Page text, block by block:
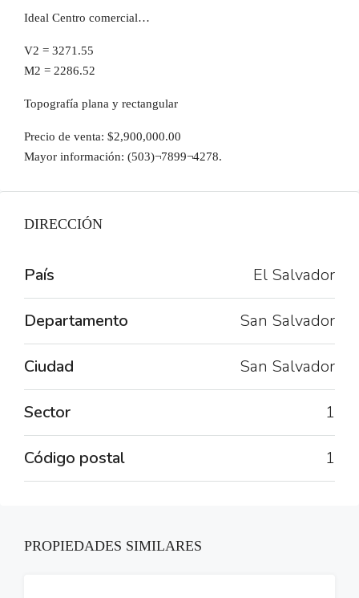
Ideal Centro comercial…
V2 = 3271.55
M2 = 2286.52
Topografía plana y rectangular
Precio de venta: $2,900,000.00
Mayor información: (503)¬7899¬4278.
DIRECCIÓN
País El Salvador
Departamento San Salvador
Ciudad San Salvador
Sector 1
Código postal 1
PROPIEDADES SIMILARES